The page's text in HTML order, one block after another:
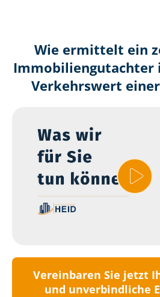
Wie ermittelt ein
Immobilien­gutachter
Verkehrswert
Vereinbaren Sie jetzt
und unverbindliche